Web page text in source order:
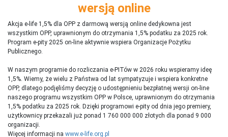
wersją online
Akcja e-life 1,5% dla OPP z darmową wersją online dedykowna jest
wszystkim OPP, uprawnionym do otrzymania 1,5% podatku za 2025 rok.
Program e-pity 2025 on-line aktywnie wspiera Organizacje Pożytku
Publicznego.
W naszym programie do rozliczania e-PITów w 2026 roku wspieramy ideę
1,5%. Wiemy, że wielu z Państwa od lat sympatyzuje i wspiera konkretne
OPP, dlatego podjęliśmy decyzję o udostępnieniu bezpłatnej wersji on-line
naszego programu wszystkim OPP w Polsce, uprawnionym do otrzymania
1,5% podatku za 2025 rok. Dzięki programowi e-pity od dnia jego premiery,
użytkownicy przekazali już ponad 1 760 000 000 złotych dla ponad 9 000
organizacji.
Więcej informacji na www.e-life.org.pl